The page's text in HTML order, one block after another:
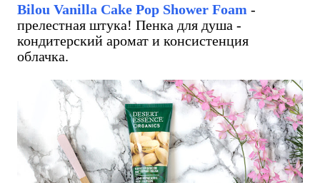
Bilou Vanilla Cake Pop Shower Foam -
прелестная штука! Пенка для душа -
кондитерский аромат и консистенция
облачка.